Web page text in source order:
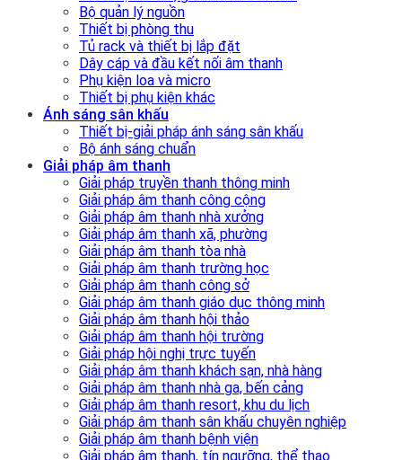
Bộ quản lý nguồn
Thiết bị phòng thu
Tủ rack và thiết bị lắp đặt
Dây cáp và đầu kết nối âm thanh
Phụ kiện loa và micro
Thiết bị phụ kiện khác
Ánh sáng sân khấu
Thiết bị-giải pháp ánh sáng sân khấu
Bộ ánh sáng chuẩn
Giải pháp âm thanh
Giải pháp truyền thanh thông minh
Giải pháp âm thanh công cộng
Giải pháp âm thanh nhà xưởng
Giải pháp âm thanh xã, phường
Giải pháp âm thanh tòa nhà
Giải pháp âm thanh trường học
Giải pháp âm thanh công sở
Giải pháp âm thanh giáo dục thông minh
Giải pháp âm thanh hội thảo
Giải pháp âm thanh hội trường
Giải pháp hội nghị trực tuyến
Giải pháp âm thanh khách sạn, nhà hàng
Giải pháp âm thanh nhà ga, bến cảng
Giải pháp âm thanh resort, khu du lịch
Giải pháp âm thanh sân khấu chuyên nghiệp
Giải pháp âm thanh bệnh viện
Giải pháp âm thanh, tín ngưỡng, thể thao